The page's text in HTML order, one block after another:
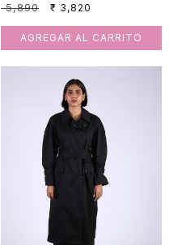
Precio
₹ 5,890
Precio
oferta
₹ 3,820
AGREGAR AL CARRITO